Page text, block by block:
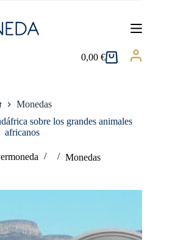
Carro
0,00€
Monedas
sobre los grandes animales
africanos
Monedas